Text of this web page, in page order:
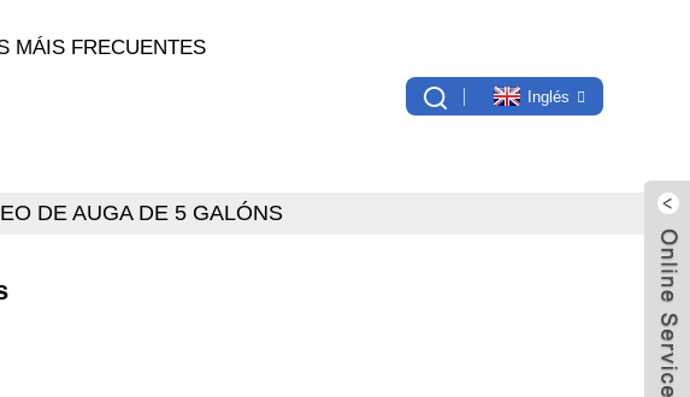
MÁIS FRECUENTES
Inglés
DE AUGA DE 5 GALÓNS